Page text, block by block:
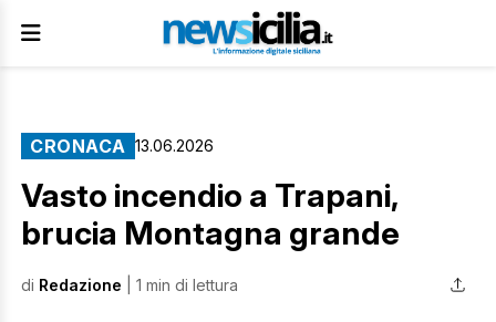
CRONACA 13.06.2026
Vasto incendio a Trapani,
brucia Montagna grande
di Redazione | 1 min di lettura